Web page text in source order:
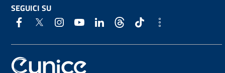
SEGUICI SU